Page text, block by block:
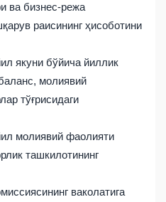
ва бизнес-режа
раисининг ҳисоботини
якуни бўйича йиллик
молиявий
тўғрисидаги
молиявий фаолияти
ташкилотининг
ваколатига